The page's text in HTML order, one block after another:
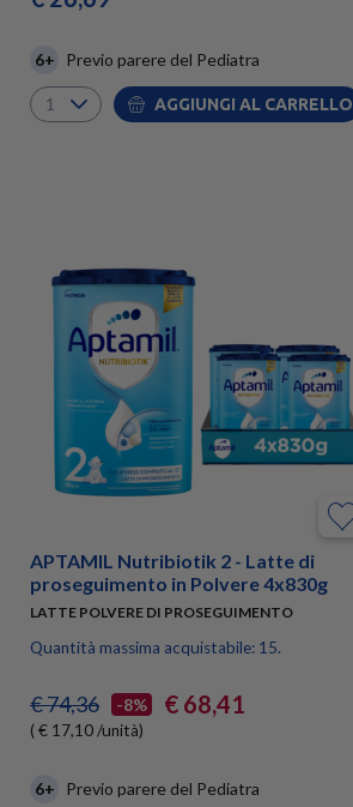
6+ Previo parere del Pediatra
AGGIUNGI AL CARRELLO
APTAMIL Nutribiotik 2 - Latte di
proseguimento in Polvere 4x830g
LATTE POLVERE DI PROSEGUIMENTO
Quantità massima acquistabile: 15.
€ 74,36 -8% € 68,41
( € 17,10 /unità)
6+ Previo parere del Pediatra